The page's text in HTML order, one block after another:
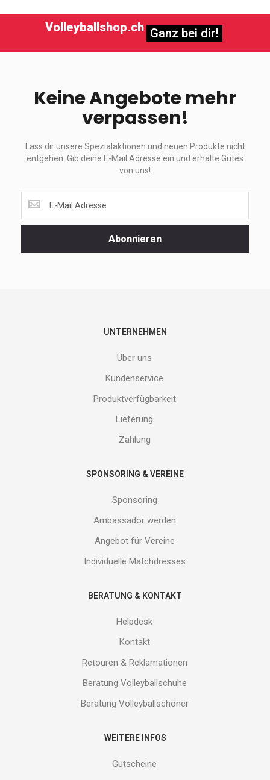
Volleyballshop.ch Ganz bei dir!
Keine Angebote mehr
verpassen!
Lass dir unsere Spezialaktionen und neuen Produkte nicht
entgehen. Gib deine E-Mail Adresse ein und erhalte Gutes
von uns!
dir
unsere
Abonnieren
UNTERNEHMEN
Über uns
Kundenservice
Produktverfügbarkeit
Lieferung
Zahlung
SPONSORING & VEREINE
Sponsoring
Ambassador werden
Angebot für Vereine
Individuelle Matchdresses
BERATUNG & KONTAKT
Helpdesk
Kontakt
Retouren & Reklamationen
Beratung Volleyballschuhe
Beratung Volleyballschoner
WEITERE INFOS
Gutscheine